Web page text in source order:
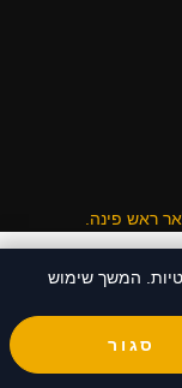
ראש פינה.
המשך שימוש
סגור